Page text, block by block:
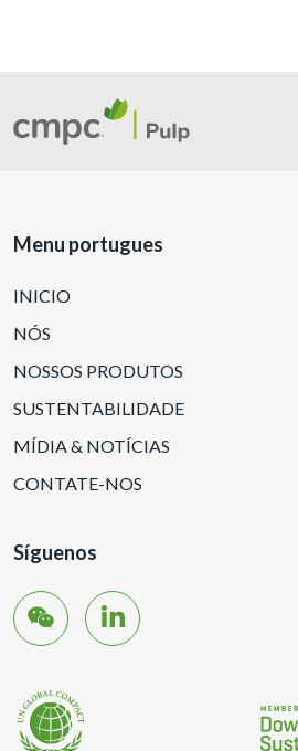
Menu portugues
INICIO
NÓS
NOSSOS PRODUTOS
SUSTENTABILIDADE
MÍDIA & NOTÍCIAS
CONTATE-NOS
Síguenos